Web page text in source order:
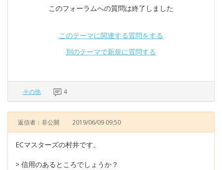
このフォーラムへの質問は終了しました
このテーマに関連する質問をする
別のテーマで新規に質問する
その他 4
返信者：非公開 2019/06/09 09:50
ECマスターズの村井です。
> 信用のあるところでしょうか？